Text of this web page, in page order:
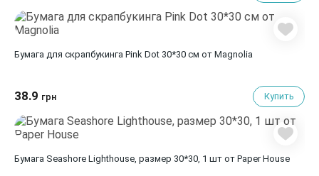
Бумага для скрапбукинга Pink Dot 30*30 см от Magnolia
38.9 грн Купить
Бумага Seashore Lighthouse, размер 30*30, 1 шт от Paper House